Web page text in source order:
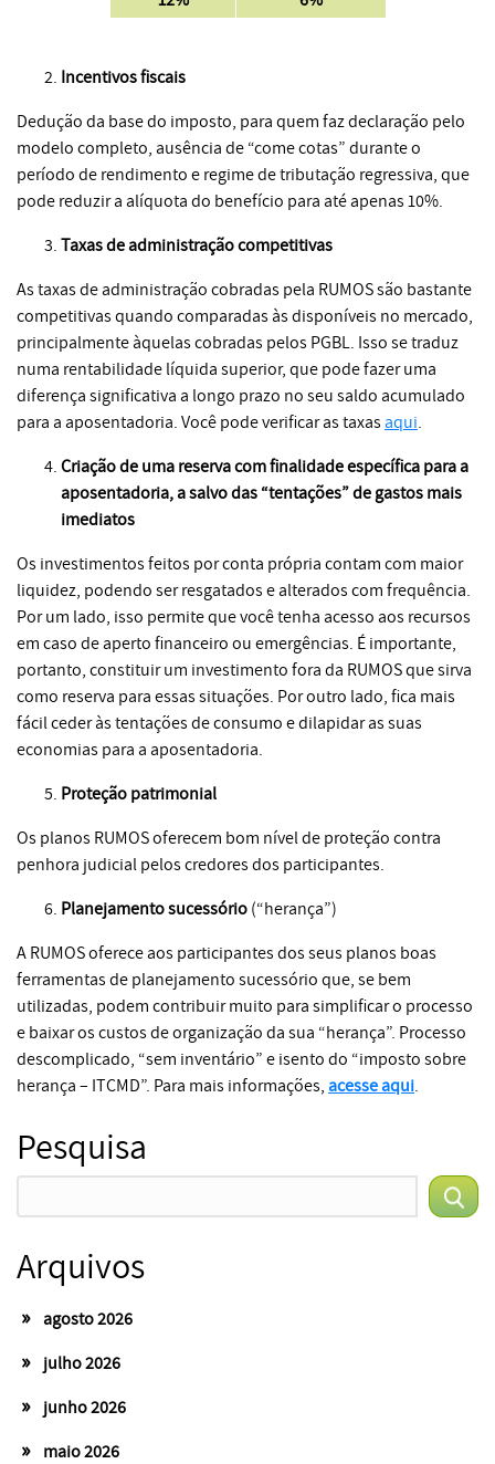
Incentivos fiscais
Dedução da base do imposto, para quem faz declaração pelo
modelo completo, ausência de “come cotas” durante o
período de rendimento e regime de tributação regressiva, que
pode reduzir a alíquota do benefício para até apenas 10%.
Taxas de administração competitivas
As taxas de administração cobradas pela RUMOS são bastante
competitivas quando comparadas às disponíveis no mercado,
principalmente àquelas cobradas pelos PGBL. Isso se traduz
numa rentabilidade líquida superior, que pode fazer uma
diferença significativa a longo prazo no seu saldo acumulado
para a aposentadoria. Você pode verificar as taxas aqui.
Criação de uma reserva com finalidade específica para a
aposentadoria, a salvo das “tentações” de gastos mais
imediatos
Os investimentos feitos por conta própria contam com maior
liquidez, podendo ser resgatados e alterados com frequência.
Por um lado, isso permite que você tenha acesso aos recursos
em caso de aperto financeiro ou emergências. É importante,
portanto, constituir um investimento fora da RUMOS que sirva
como reserva para essas situações. Por outro lado, fica mais
fácil ceder às tentações de consumo e dilapidar as suas
economias para a aposentadoria.
Proteção patrimonial
Os planos RUMOS oferecem bom nível de proteção contra
penhora judicial pelos credores dos participantes.
Planejamento sucessório (“herança”)
A RUMOS oferece aos participantes dos seus planos boas
ferramentas de planejamento sucessório que, se bem
utilizadas, podem contribuir muito para simplificar o processo
e baixar os custos de organização da sua “herança”. Processo
descomplicado, “sem inventário” e isento do “imposto sobre
herança – ITCMD”. Para mais informações, acesse aqui.
Pesquisa
Arquivos
agosto 2026
julho 2026
junho 2026
maio 2026